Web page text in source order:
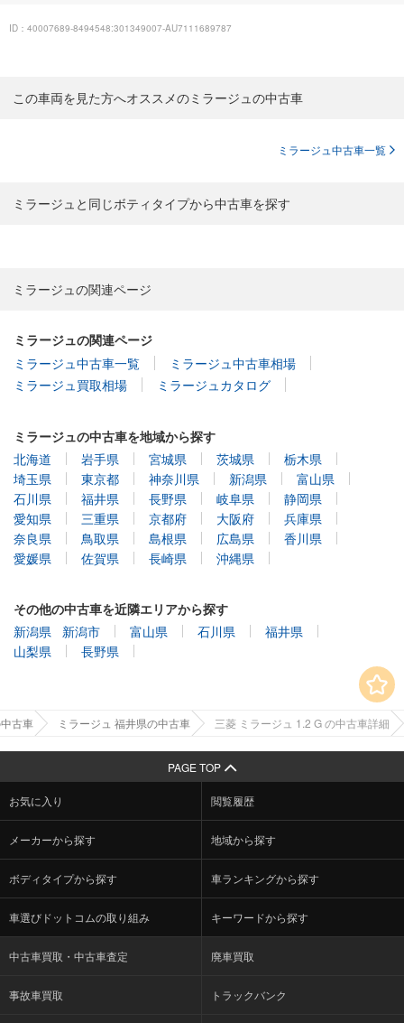
ID：40007689-8494548:301349007-AU7111689787
この車両を見た方へオススメのミラージュの中古車
ミラージュ中古車一覧
ミラージュと同じボティタイプから中古車を探す
ミラージュの関連ページ
ミラージュの関連ページ
ミラージュ中古車一覧
ミラージュ中古車相場
ミラージュ買取相場
ミラージュカタログ
ミラージュの中古車を地域から探す
北海道
岩手県 宮城県 茨城県
栃木県
埼玉県
東京都 神奈川県 新潟県
富山県
石川県
福井県 長野県 岐阜県
静岡県
愛知県
三重県 京都府 大阪府
兵庫県
奈良県
鳥取県 島根県 広島県
香川県
愛媛県
佐賀県 長崎県 沖縄県
その他の中古車を近隣エリアから探す
新潟県
新潟市 富山県 石川県
福井県
山梨県
長野県
古車 ミラージュ 福井県の中古車 三菱 ミラージュ 1.2 G の中古車詳細
PAGE TOP
お気に入り 閲覧履歴
メーカーから探す 地域から探す
ボディタイプから探す 車ランキングから探す
車選びドットコムの取り組み キーワードから探す
中古車買取・中古車査定 廃車買取
事故車買取 トラックバンク